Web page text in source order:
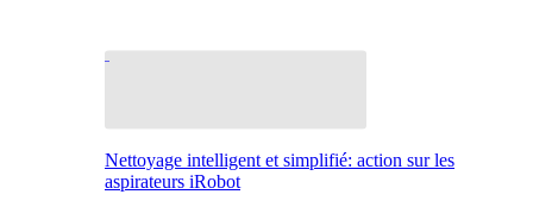
Nettoyage intelligent et simplifié: action sur les
aspirateurs iRobot